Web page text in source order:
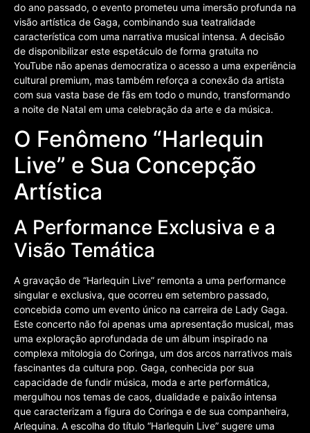
do ano passado, o evento prometeu uma imersão profunda na
visão artística de Gaga, combinando sua teatralidade
característica com uma narrativa musical intensa. A decisão
de disponibilizar este espetáculo de forma gratuita no
YouTube não apenas democratiza o acesso a uma experiência
cultural premium, mas também reforça a conexão da artista
com sua vasta base de fãs em todo o mundo, transformando
a noite de Natal em uma celebração da arte e da música.
O Fenômeno “Harlequin
Live” e Sua Concepção
Artística
A Performance Exclusiva e a
Visão Temática
A gravação de “Harlequin Live” remonta a uma performance
singular e exclusiva, que ocorreu em setembro passado,
concebida como um evento único na carreira de Lady Gaga.
Este concerto não foi apenas uma apresentação musical, mas
uma exploração aprofundada de um álbum inspirado na
complexa mitologia do Coringa, um dos arcos narrativos mais
fascinantes da cultura pop. Gaga, conhecida por sua
capacidade de fundir música, moda e arte performática,
mergulhou nos temas de caos, dualidade e paixão intensa
que caracterizam a figura do Coringa e de sua companheira,
Arlequina. A escolha do título “Harlequin Live” sugere uma